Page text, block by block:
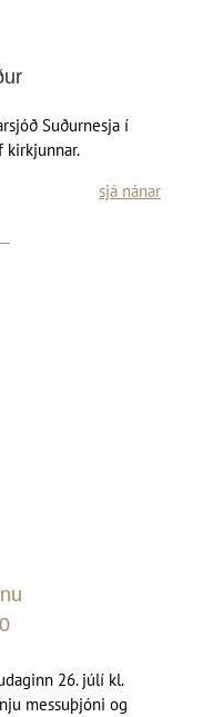
Suðurnesja í
kirkjunnar.
sjá nánar
26. júlí kl.
messuþjóni og